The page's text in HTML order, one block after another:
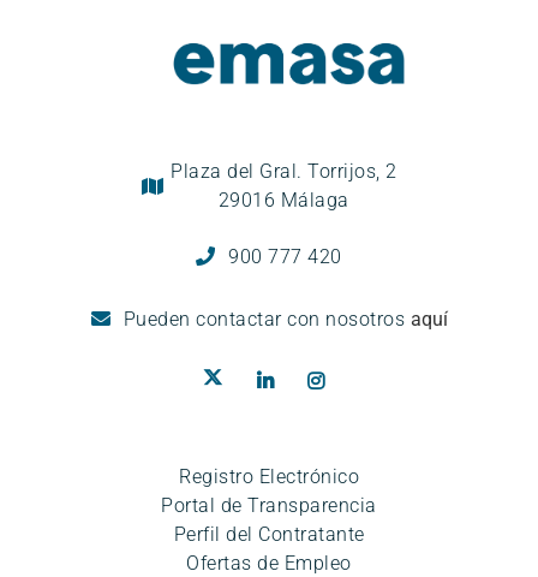
Plaza del Gral. Torrijos, 2
29016 Málaga
900 777 420
Pueden contactar con nosotros aquí
Registro Electrónico
Portal de Transparencia
Perfil del Contratante
Ofertas de Empleo